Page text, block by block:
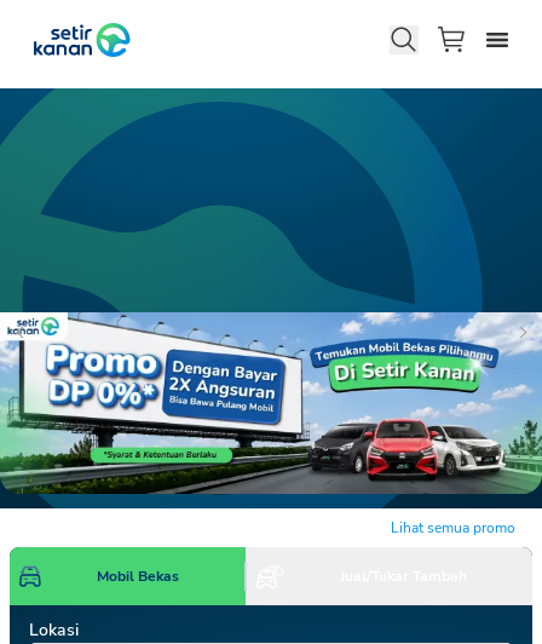
Lihat semua promo
Mobil Bekas
Lokasi